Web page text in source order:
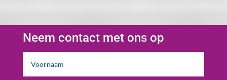
Neem contact met ons op